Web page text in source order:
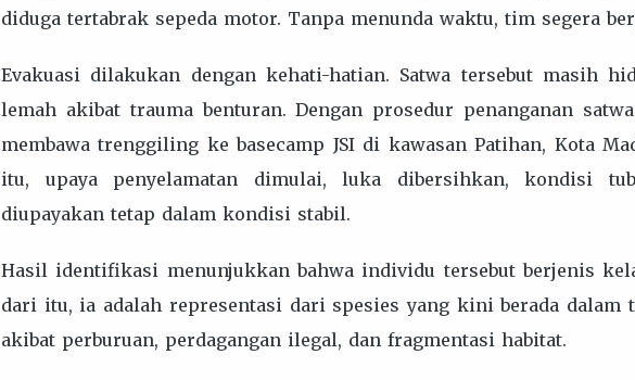
diduga tertabrak sepeda motor. Tanpa menunda waktu, tim segera
Evakuasi dilakukan dengan kehati-hatian. Satwa tersebut masih
lemah akibat trauma benturan. Dengan prosedur penanganan
membawa trenggiling ke basecamp JSI di kawasan Patihan, Kota
itu, upaya penyelamatan dimulai, luka dibersihkan, kondisi
diupayakan tetap dalam kondisi stabil.
Hasil identifikasi menunjukkan bahwa individu tersebut berjenis
dari itu, ia adalah representasi dari spesies yang kini berada dalam
akibat perburuan, perdagangan ilegal, dan fragmentasi habitat.